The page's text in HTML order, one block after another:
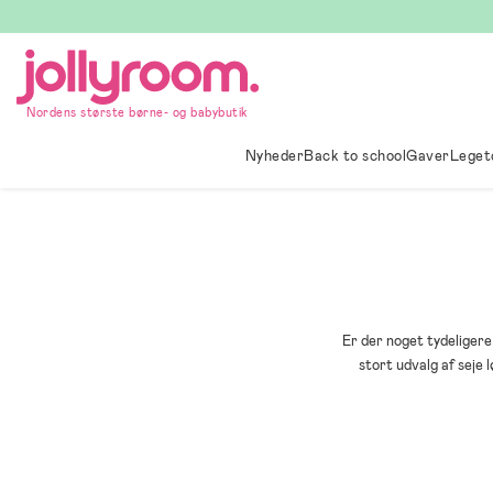
till
innehållet
Nordens største børne- og babybutik
NyhederBack to schoolGaver
Er der noget
stort udvalg af seje